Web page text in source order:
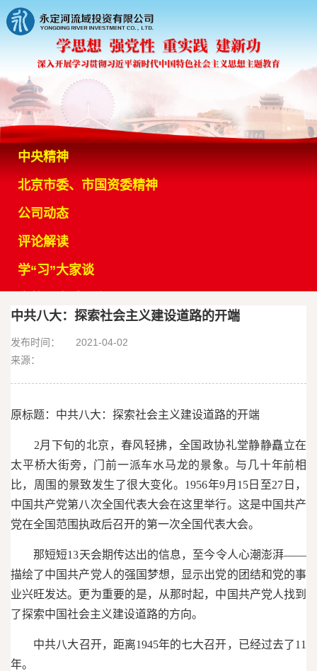
中央精神
北京市委、市国资委精神
公司动态
评论解读
学“习”大家谈
精神
中共八大：探索社会主义建设道路的开端
发布时间：
2021-04-02
来源：
原标题：中共八大：探索社会主义建设道路的开端
2月下旬的北京，春风轻拂，全国政协礼堂静静矗立在
太平桥大街旁，门前一派车水马龙的景象。与几十年前相
比，周围的景致发生了很大变化。1956年9月15日至27日，
中国共产党第八次全国代表大会在这里举行。这是中国共产
党在全国范围执政后召开的第一次全国代表大会。
那短短13天会期传达出的信息，至今令人心潮澎湃——
描绘了中国共产党人的强国梦想，显示出党的团结和党的事
业兴旺发达。更为重要的是，从那时起，中国共产党人找到
了探索中国社会主义建设道路的方向。
中共八大召开，距离1945年的七大召开，已经过去了11
年。